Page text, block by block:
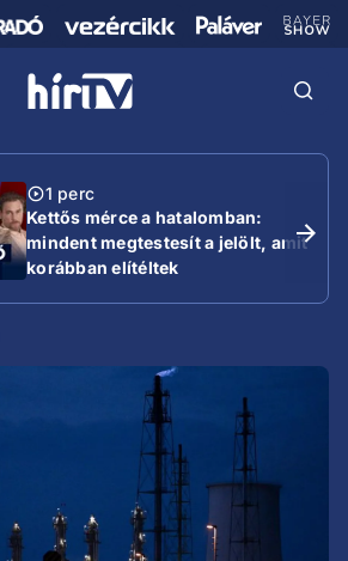
1 perc
Kettős mérce a hatalomban:
mindent megtestesít a jelölt, amit
korábban elítéltek